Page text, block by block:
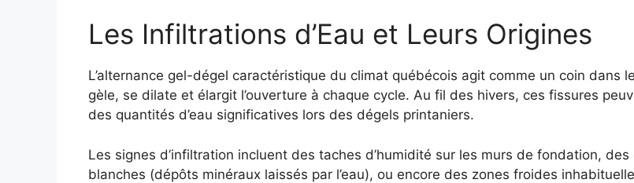
Les Infiltrations d’Eau et Leurs Origines
L’alternance gel-dégel caractéristique du climat québécois agit comme un coin dans
gèle, se dilate et élargit l’ouverture à chaque cycle. Au fil des hivers, ces fissures
des quantités d’eau significatives lors des dégels printaniers.
Les signes d’infiltration incluent des taches d’humidité sur les murs de fondation,
blanches (dépôts minéraux laissés par l’eau), ou encore des zones froides